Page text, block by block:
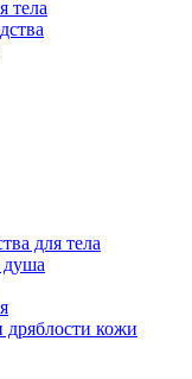
тела
для тела
душа
дряблости кожи